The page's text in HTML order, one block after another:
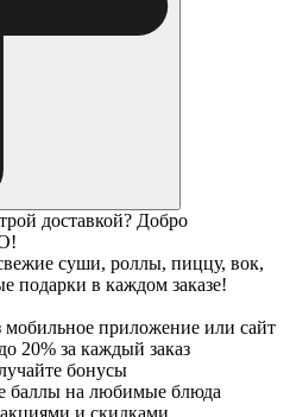
доставкой? Добро
суши, роллы, пиццу, вок,
подарки в каждом заказе!
мобильное приложение или сайт
20% за каждый заказ
бонусы
баллы на любимые блюда